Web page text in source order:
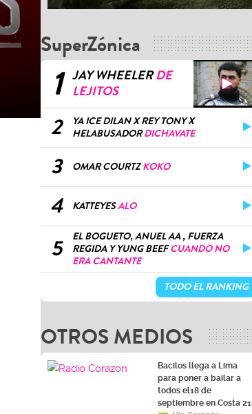
SuperZónica
1 JAY WHEELERDE
LEJITOS
2
YA ICE DILAN X REY TONY X
HELABUSADORDICHAVATE
3 OMAR COURTZKOKO
4 KATTEYESALO
5
EL BOGUETO, ANUEL AA , FUERZA
REGIDA Y YUNG BEEFCUANDO NO
ERA CANTANTE
TODO EL RANKING
OTROS MEDIOS
Bacilos llega a Lima
para poner a bailar a
todos el18 de
septiembre en Costa 21